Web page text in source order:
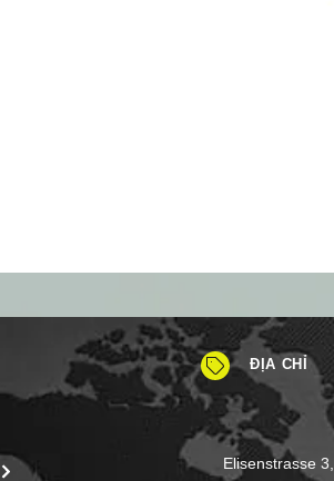
ĐỊA CHỈ
Elisenstrasse 3,